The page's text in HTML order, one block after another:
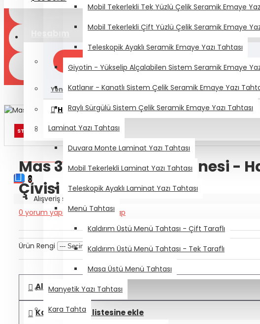
Giriş Yap
Yeni Müşteri - Kayıt Ol
Hesabım
Siparişler
0 ürün - 0,00₺
0
Alışveriş sepetiniz boş!
Mobil Tekerlekli Tek Yüzlü Çelik Seramik Emaye
Mobil Tekerlekli Çift Yüzlü Çelik Seramik Emaye
Teleskopik Ayaklı Seramik Emaye Yazı Tahtası
Giyotin - Yükselip Alçalabilen Sistem Seramik Emaye
Katlanır - Kanatlı Sistem Çelik Seramik Emaye Yazı
Raylı Sürgülü Sistem Çelik Seramik Emaye Yazı Tahtası
Laminat Yazı Tahtası
Duvara Monte Laminat Yazı Tahtası
Mobil Tekerlekli Laminat Yazı Tahtası
Teleskopik Ayaklı Laminat Yazı Tahtası
Menü Tahtası
Kaldırım Üstü Menü Tahtası - Çift Taraflı
Kaldırım Üstü Menü Tahtası - Tek Taraflı
Masa Üstü Menü Tahtası
Manyetik Yazı Tahtası
Kara Tahta
STOKTA YOK
Mas 315 Mantar Pano İğnesi -
Çivisi Renkli 18 li
0 yorum yapılmış. - Yorum Yap
Ürün Rengi
Alışveriş Listeme Ekle
Karşılaştırma listesine ekle